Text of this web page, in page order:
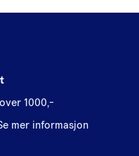
1000,-
mer informasjon